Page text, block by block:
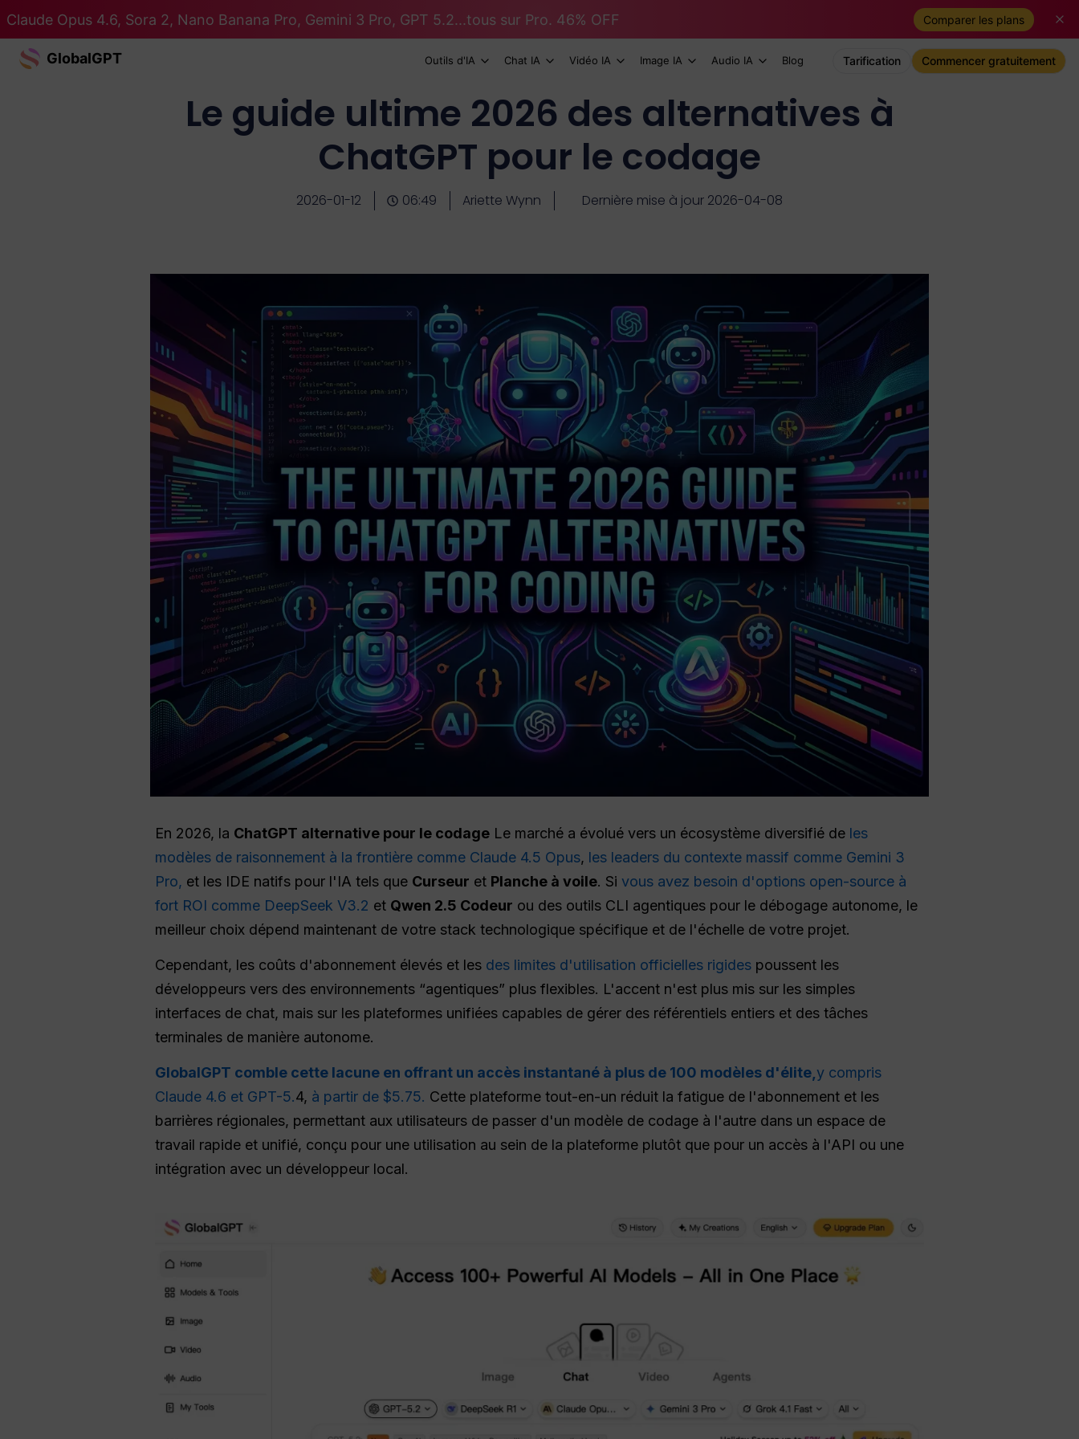
Claude Opus 4.6, Sora 2, Nano Banana Pro, Gemini 3 Pro, GPT 5.2...tous sur Pro. 46% OFF Comparer les plans
GlobalGPT Outils d'IA Chat IA Vidéo IA Image IA Audio IA Blog Tarification Commencer gratuitement
Le guide ultime 2026 des alternatives à
ChatGPT pour le codage
2026-01-12 06:49 Ariette Wynn Dernière mise à jour 2026-04-08
En 2026, la ChatGPT alternative pour le codage Le marché a évolué vers un écosystème diversifié de les
modèles de raisonnement à la frontière comme Claude 4.5 Opus, les leaders du contexte massif comme Gemini 3
Pro, et les IDE natifs pour l'IA tels que Curseur et Planche à voile. Si vous avez besoin d'options open-source à
fort ROI comme DeepSeek V3.2 et Qwen 2.5 Codeur ou des outils CLI agentiques pour le débogage autonome, le
meilleur choix dépend maintenant de votre stack technologique spécifique et de l'échelle de votre projet.
Cependant, les coûts d'abonnement élevés et les des limites d'utilisation officielles rigides poussent les
développeurs vers des environnements “agentiques” plus flexibles. L'accent n'est plus mis sur les simples
interfaces de chat, mais sur les plateformes unifiées capables de gérer des référentiels entiers et des tâches
terminales de manière autonome.
GlobalGPT comble cette lacune en offrant un accès instantané à plus de 100 modèles d'élite,y compris
Claude 4.6 et GPT-5.4, à partir de $5.75. Cette plateforme tout-en-un réduit la fatigue de l'abonnement et les
barrières régionales, permettant aux utilisateurs de passer d'un modèle de codage à l'autre dans un espace de
travail rapide et unifié, conçu pour une utilisation au sein de la plateforme plutôt que pour un accès à l'API ou une
intégration avec un développeur local.